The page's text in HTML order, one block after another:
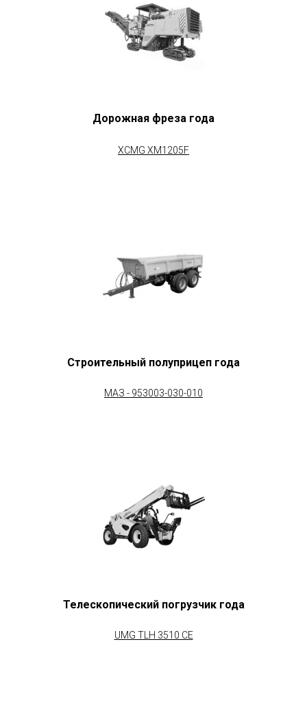
Дорожная фреза года
XCMG XM1205F
Строительный полуприцеп года
МАЗ - 953003-030-010
Телескопический погрузчик года
UMG TLH 3510 CE